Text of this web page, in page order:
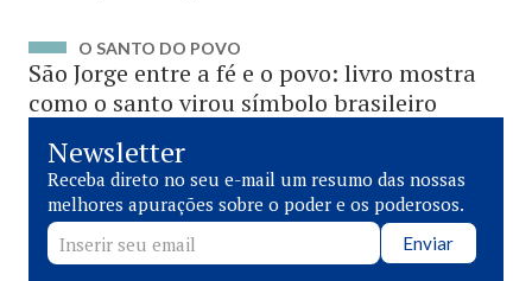
O SANTO DO POVO
São Jorge entre a fé e o povo: livro mostra
como o santo virou símbolo brasileiro
Newsletter
Receba direto no seu e-mail um resumo das nossas
melhores apurações sobre o poder e os poderosos.
Enviar